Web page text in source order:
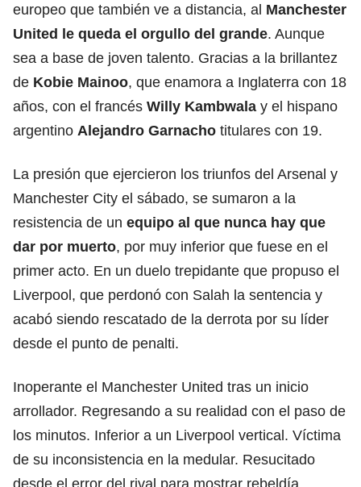
europeo que también ve a distancia, al Manchester
United le queda el orgullo del grande. Aunque
sea a base de joven talento. Gracias a la brillantez
de Kobie Mainoo, que enamora a Inglaterra con 18
años, con el francés Willy Kambwala y el hispano
argentino Alejandro Garnacho titulares con 19.
La presión que ejercieron los triunfos del Arsenal y
Manchester City el sábado, se sumaron a la
resistencia de un equipo al que nunca hay que
dar por muerto, por muy inferior que fuese en el
primer acto. En un duelo trepidante que propuso el
Liverpool, que perdonó con Salah la sentencia y
acabó siendo rescatado de la derrota por su líder
desde el punto de penalti.
Inoperante el Manchester United tras un inicio
arrollador. Regresando a su realidad con el paso de
los minutos. Inferior a un Liverpool vertical. Víctima
de su inconsistencia en la medular. Resucitado
desde el error del rival para mostrar rebeldía.